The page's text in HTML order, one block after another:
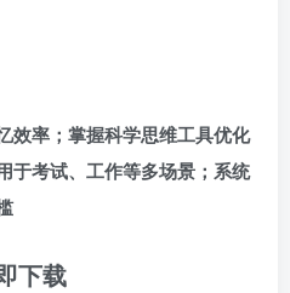
效率；掌握科学思维工具优化
于考试、工作等多场景；系统
下载